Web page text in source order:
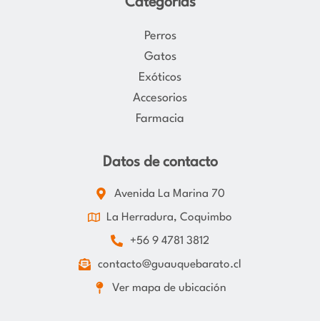
Perros
Gatos
Exóticos
Accesorios
Farmacia
Datos de contacto
Avenida La Marina 70
La Herradura, Coquimbo
+56 9 4781 3812
contacto@guauquebarato.cl
Ver mapa de ubicación